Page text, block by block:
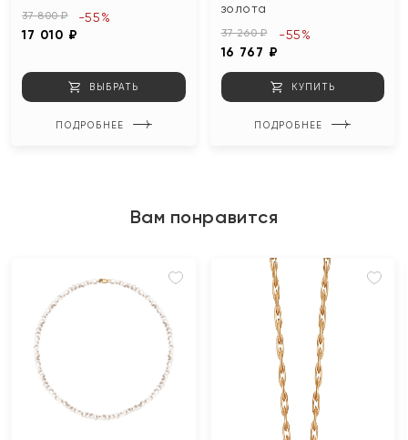
37 800 ₽
17 010 ₽
-55%
ВЫБРАТЬ
ПОДРОБНЕЕ
золота
37 260 ₽
16 767 ₽
-55%
КУПИТЬ
ПОДРОБНЕЕ
Вам понравится